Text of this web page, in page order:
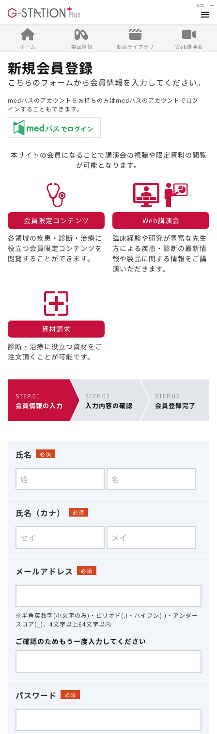
メニュー
ホーム 製品情報 動画ライブラリ Web講演会
新規会員登録
こちらのフォームから会員情報を入力してください。
medパスのアカウントをお持ちの方はmedパスのアカウントでログ
インすることもできます。
本サイトの会員になることで講演会の視聴や限定資料の閲覧
が可能となります。
会員限定コンテンツ​
各領域の疾患・診断・治療に
役立つ会員限定コンテンツを
閲覧することができます。​
Web講演会​
臨床経験や研究が豊富な先生
方による疾患・診断の最新情
報や製品に関する情報をご講
演いただきます。
資材請求​
診断・治療に役立つ資材をご
注文頂くことが可能です。
STEP.01
会員情報の入力
STEP.02
入力内容の確認
STEP.03
会員登録完了
氏名 必須
氏名（カナ） 必須
メールアドレス 必須
※半角英数字(小文字のみ)・ピリオド(.)・ハイフン(-)・アンダー
スコア(_)、4文字以上64文字以内
ご確認のためもう一度入力してください
パスワード 必須